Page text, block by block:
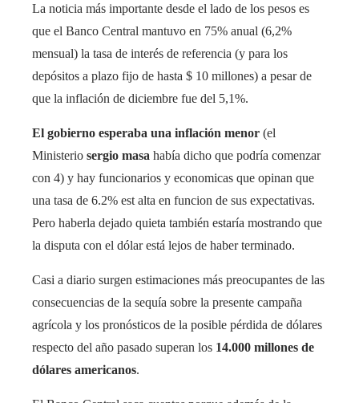
La noticia más importante desde el lado de los pesos es
que el Banco Central mantuvo en 75% anual (6,2%
mensual) la tasa de interés de referencia (y para los
depósitos a plazo fijo de hasta $ 10 millones) a pesar de
que la inflación de diciembre fue del 5,1%.
El gobierno esperaba una inflación menor (el
Ministerio sergio masa había dicho que podría comenzar
con 4) y hay funcionarios y economicas que opinan que
una tasa de 6.2% est alta en funcion de sus expectativas.
Pero haberla dejado quieta también estaría mostrando que
la disputa con el dólar está lejos de haber terminado.
Casi a diario surgen estimaciones más preocupantes de las
consecuencias de la sequía sobre la presente campaña
agrícola y los pronósticos de la posible pérdida de dólares
respecto del año pasado superan los 14.000 millones de
dólares americanos.